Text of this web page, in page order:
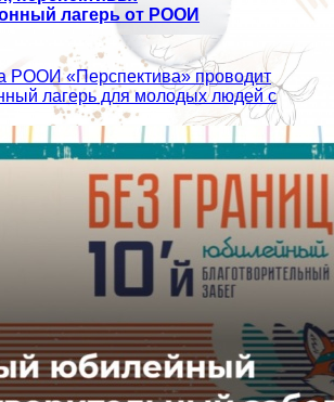
лагерь от РООИ
РООИ «Перспектива» проводит
лагерь для молодых людей с